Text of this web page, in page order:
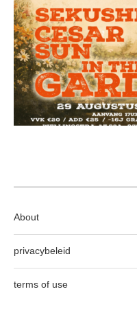
About
privacybeleid
terms of use